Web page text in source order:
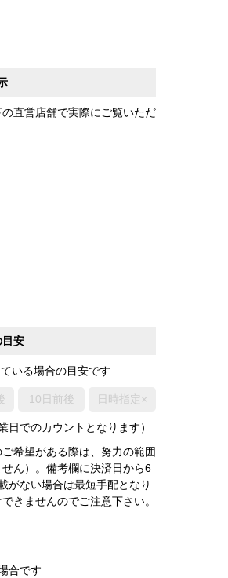
直営店舗で実際にご覧いただ
目安
いる場合の目安です
10日前後 日時指定×
でのカウントとなります）
希望がある際は、努力の範囲
ん）。備考欄に決済日から6
がない場合は最短手配となり
きませんのでご注意下さい。
合です